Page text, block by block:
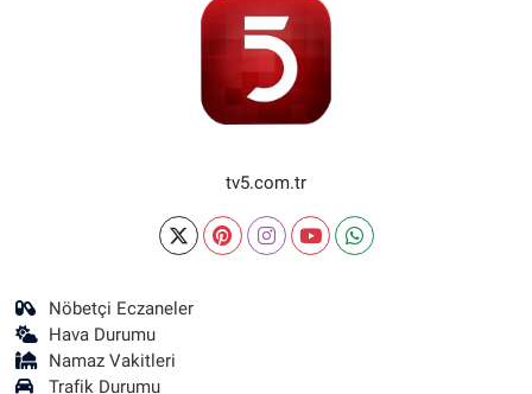
tv5.com.tr
Nöbetçi Eczaneler
Hava Durumu
Namaz Vakitleri
Trafik Durumu